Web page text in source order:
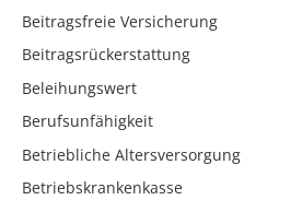
Beitragsfreie Versicherung
Beitragsrückerstattung
Beleihungswert
Berufsunfähigkeit
Betriebliche Altersversorgung
Betriebskrankenkasse